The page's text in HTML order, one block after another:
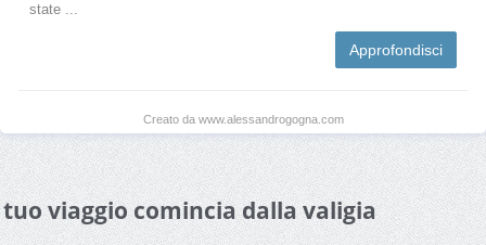
state ...
Approfondisci
Creato da www.alessandrogogna.com
viaggio comincia dalla valigia